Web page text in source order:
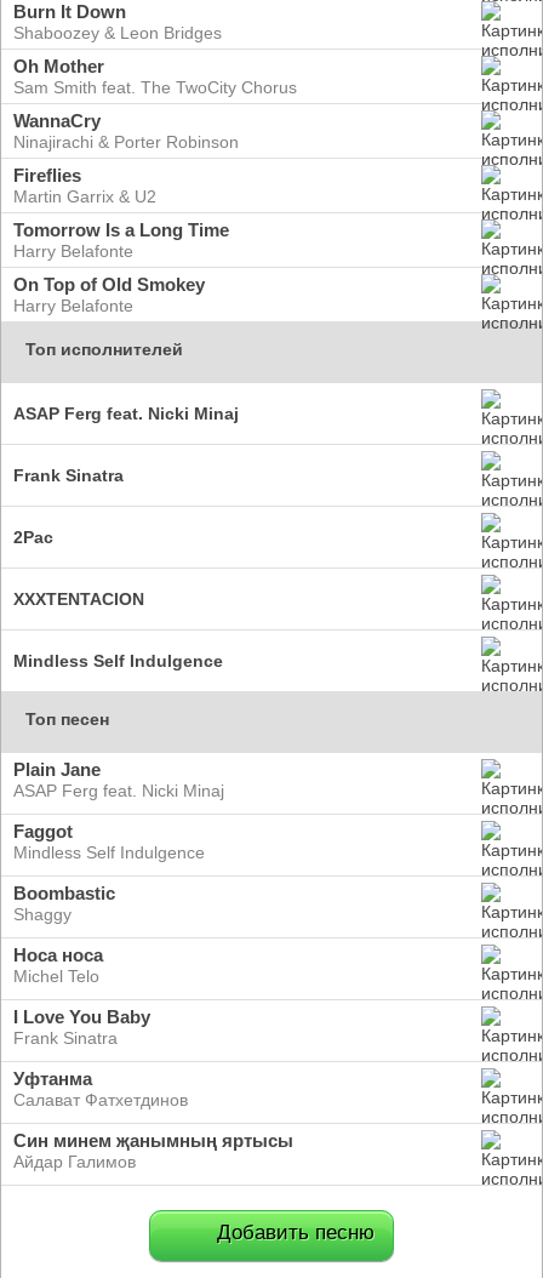
Burn It Down
Shaboozey & Leon Bridges
Oh Mother
Sam Smith feat. The TwoCity Chorus
WannaCry
Ninajirachi & Porter Robinson
Fireflies
Martin Garrix & U2
Tomorrow Is a Long Time
Harry Belafonte
On Top of Old Smokey
Harry Belafonte
Топ исполнителей
ASAP Ferg feat. Nicki Minaj
Frank Sinatra
2Pac
XXXTENTACION
Mindless Self Indulgence
Топ песен
Plain Jane
ASAP Ferg feat. Nicki Minaj
Faggot
Mindless Self Indulgence
Boombastic
Shaggy
Носа носа
Michel Telo
I Love You Baby
Frank Sinatra
Уфтанма
Салават Фатхетдинов
Син минем җанымның яртысы
Айдар Галимов
Добавить песню